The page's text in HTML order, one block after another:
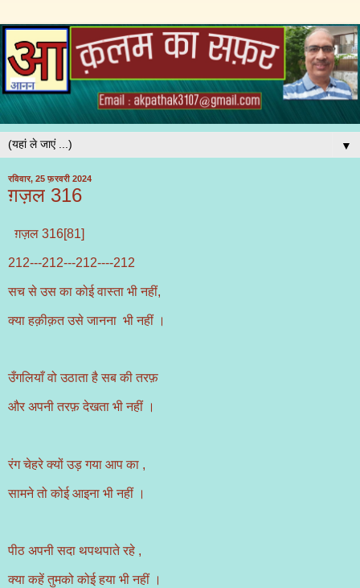
▼
रविवार, 25 फ़रवरी 2024
ग़ज़ल 316
ग़ज़ल 316[81]
212---212---212----212
सच से उस का कोई वास्ता भी नहीं,
क्या हक़ीक़त उसे जानना भी नहीं ।
उँगलियाँ वो उठाता है सब की तरफ़
और अपनी तरफ़ देखता भी नहीं ।
रंग चेहरे क्यों उड़ गया आप का ,
सामने तो कोई आइना भी नहीं ।
पीठ अपनी सदा थपथपाते रहे ,
क्या कहें तुमको कोई हया भी नहीं ।